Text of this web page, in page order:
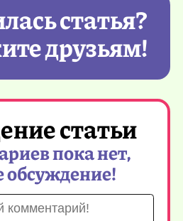
статья?
друзьям!
статьи
пока нет,
обсуждение!